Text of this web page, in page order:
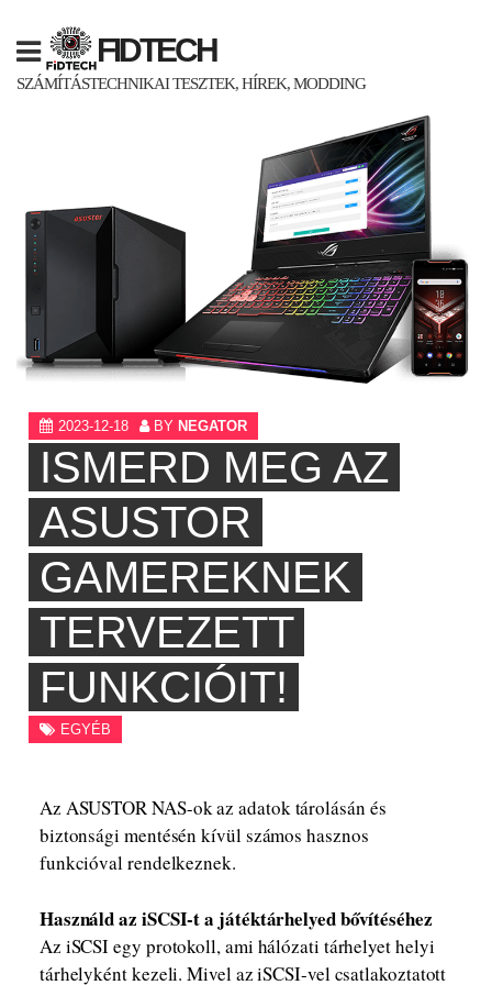
content
FIDTECH
SZÁMÍTÁSTECHNIKAI TESZTEK, HÍREK, MODDING
2023-12-18 BY NEGATOR
ISMERD MEG AZ
ASUSTOR
GAMEREKNEK
TERVEZETT
FUNKCIÓIT!
EGYÉB
Az ASUSTOR NAS-ok az adatok tárolásán és
biztonsági mentésén kívül számos hasznos
funkcióval rendelkeznek.
Használd az iSCSI-t a játéktárhelyed bővítéséhez
Az iSCSI egy protokoll, ami hálózati tárhelyet helyi
tárhelyként kezeli. Mivel az iSCSI-vel csatlakoztatott